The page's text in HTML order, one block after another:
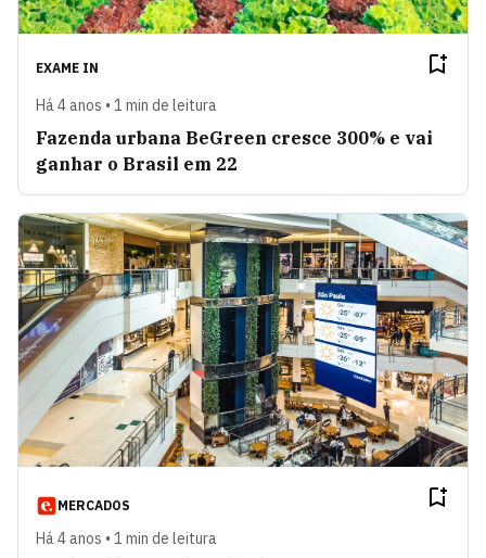
EXAME IN
Há 4 anos • 1 min de leitura
Fazenda urbana BeGreen cresce 300% e vai
ganhar o Brasil em 22
MERCADOS
Há 4 anos • 1 min de leitura